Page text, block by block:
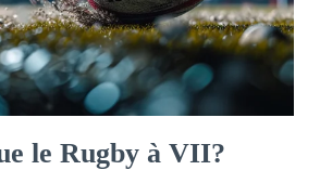
le Rugby à VII?